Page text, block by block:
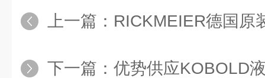
上一篇： RICKMEIER德国原
下一篇： 优势供应KOBOLD